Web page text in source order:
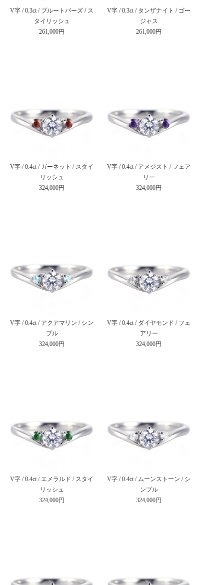
V字 / 0.3ct / ブルートパーズ / ス
タイリッシュ
261,000円
V字 / 0.3ct / タンザナイト / ゴー
ジャス
261,000円
V字 / 0.4ct / ガーネット / スタイ
リッシュ
324,000円
V字 / 0.4ct / アメジスト / フェア
リー
324,000円
V字 / 0.4ct / アクアマリン / シン
プル
324,000円
V字 / 0.4ct / ダイヤモンド / フェ
アリー
324,000円
V字 / 0.4ct / エメラルド / スタイ
リッシュ
324,000円
V字 / 0.4ct / ムーンストーン / シ
ンプル
324,000円